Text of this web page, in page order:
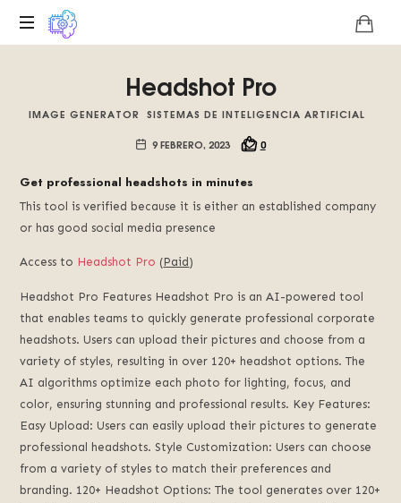
la
del
Roko,
fomentamos
inteligencia
artificial
del
futuro.
Headshot Pro
IMAGE GENERATOR SISTEMAS DE INTELIGENCIA ARTIFICIAL
9 FEBRERO, 2023
0
Get professional headshots in minutes
This tool is verified because it is either an established company
or has good social media presence
Access to Headshot Pro (Paid )
Headshot Pro Features Headshot Pro is an AI-powered tool
that enables teams to quickly generate professional corporate
headshots. Users can upload their pictures and choose from a
variety of styles, resulting in over 120+ headshot options. The
AI algorithms optimize each photo for lighting, focus, and
color, ensuring stunning and professional results. Key Features:
Easy Upload: Users can easily upload their pictures to generate
professional headshots. Style Customization: Users can choose
from a variety of styles to match their preferences and
branding. 120+ Headshot Options: The tool generates over 120+